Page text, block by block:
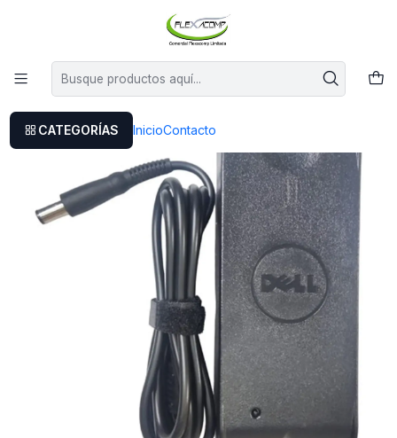
CATEGORÍAS InicioContacto
Este es el texto del slide